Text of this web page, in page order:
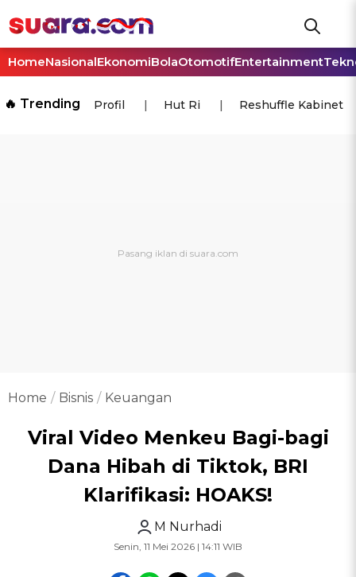
HomeNasionalEkonomiBolaOtomotifEntertainment
🔥 Trending Profil Hut Ri Reshuffle Kabinet
Home Bisnis Keuangan
Viral Video Menkeu Bagi-bagi
Dana Hibah di Tiktok, BRI
Klarifikasi: HOAKS!
M Nurhadi
Senin, 11 Mei 2026 | 14:11 WIB